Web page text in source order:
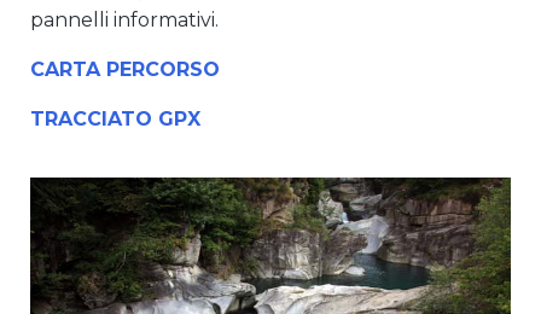
pannelli informativi.
CARTA PERCORSO
TRACCIATO GPX